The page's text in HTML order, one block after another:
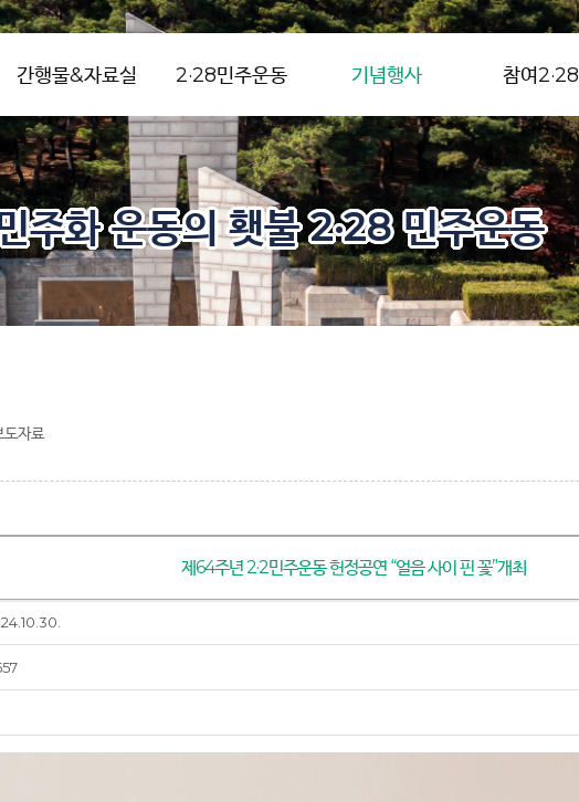
간행물&자료실 2·28민주운동 기념행사 참여2·28
주화 운동의 횃불 2·28 민주운동
도자료
제64주년 2·2민주운동 헌정공연 “얼음 사이 핀 꽃”개최